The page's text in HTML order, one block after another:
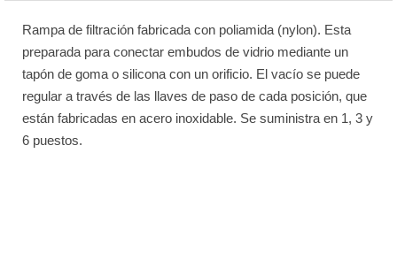
Rampa de filtración fabricada con poliamida (nylon). Esta
preparada para conectar embudos de vidrio mediante un
tapón de goma o silicona con un orificio. El vacío se puede
regular a través de las llaves de paso de cada posición, que
están fabricadas en acero inoxidable. Se suministra en 1, 3 y
6 puestos.